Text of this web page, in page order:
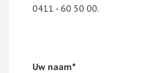
0411 - 60 50 00.
Uw naam*